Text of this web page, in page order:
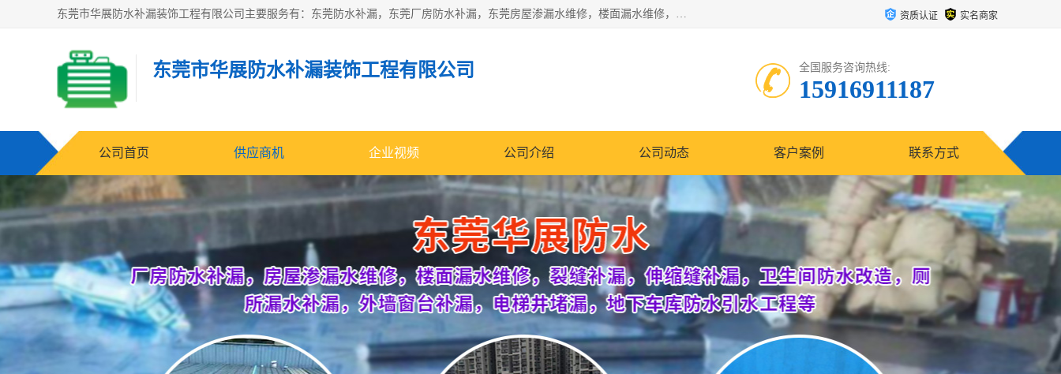
东莞市华展防水补漏装饰工程有限公司主要服务有：东莞防水补漏，东莞厂房防水补漏，东莞房屋渗漏水维修，楼面漏水维修，裂缝补漏，伸缩缝补漏，卫生间防水改造，厕所漏水补漏，外墙窗台补漏，电梯井堵漏，地下车库防水引水工程等 资质认证 实名商家
东莞市华展防水补漏装饰工程有限公司 全国服务咨询热线:
15916911187
公司首页 供应商机 企业视频 公司介绍 公司动态 客户案例 联系方式